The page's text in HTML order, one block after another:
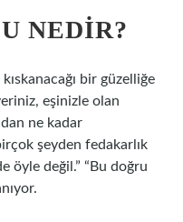
NEDIR?
bir güzelliğe
eşinizle olan
ne kadar
şeyden fedakarlık
öyle değil.” “Bu doğru